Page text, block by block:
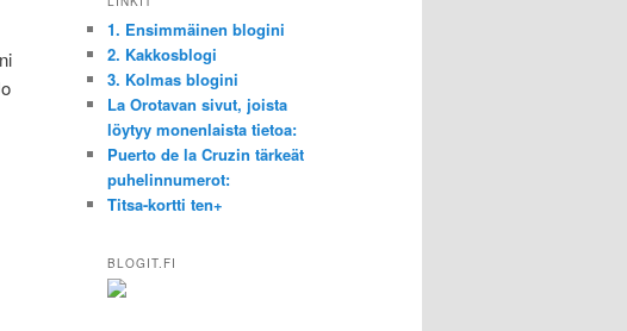
1. Ensimmäinen blogini
2. Kakkosblogi
3. Kolmas blogini
La Orotavan sivut, joista
löytyy monenlaista tietoa:
Puerto de la Cruzin tärkeät
puhelinnumerot:
Titsa-kortti ten+
BLOGIT.FI